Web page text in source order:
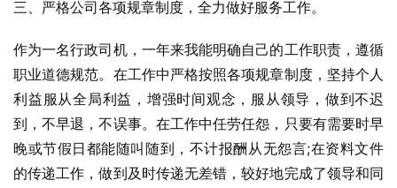
三、严格公司各项规章制度，全力做好服务工作。
作为一名行政司机，一年来我能明确自己的工作职责，遵循
职业道德规范。在工作中严格按照各项规章制度，坚持个人
利益服从全局利益，增强时间观念，服从领导，做到不迟
到，不早退，不误事。在工作中任劳任怨，只要有需要时早
晚或节假日都能随叫随到，不计报酬从无怨言;在资料文件
的传递工作，做到及时传递无差错，较好地完成了领导和同